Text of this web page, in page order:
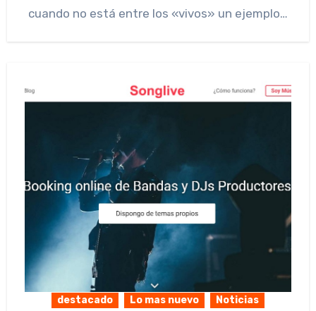
cuando no está entre los «vivos» un ejemplo…
destacado Lo mas nuevo Noticias